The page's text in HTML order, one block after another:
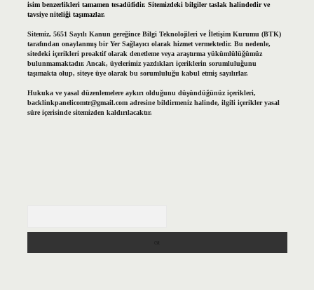
isim benzerlikleri tamamen tesadüfidir. Sitemizdeki bilgiler taslak halindedir ve
tavsiye niteliği taşımazlar.
Sitemiz, 5651 Sayılı Kanun gereğince Bilgi Teknolojileri ve İletişim Kurumu (BTK)
tarafından onaylanmış bir Yer Sağlayıcı olarak hizmet vermektedir. Bu nedenle,
sitedeki içerikleri proaktif olarak denetleme veya araştırma yükümlülüğümüz
bulunmamaktadır. Ancak, üyelerimiz yazdıkları içeriklerin sorumluluğunu
taşımakta olup, siteye üye olarak bu sorumluluğu kabul etmiş sayılırlar.
Hukuka ve yasal düzenlemelere aykırı olduğunu düşündüğünüz içerikleri,
backlinkpanelicomtr@gmail.comadresine bildirmeniz halinde, ilgili içerikler yasal
süre içerisinde sitemizden kaldırılacaktır.